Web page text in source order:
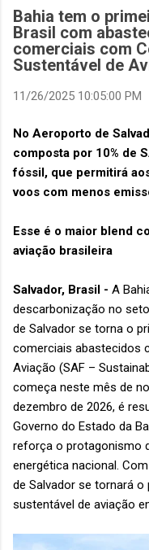
custa ao setor US$ 6,3
extraviada acarreta um
lucro líquido médio de
extraviada anula o lucro
Bahia tem o
Brasil com
comerciais com
Sustentável de
11/26/2025 10:05:00 PM
No Aeroporto de
composta por 10% de
fóssil, que permitirá
voos com menos
Esse é o maior blend
aviação brasileira
Salvador, Brasil - A
descarbonização no
de Salvador se torna o
comerciais abastecidos
Aviação (SAF –
começa neste mês de
dezembro de 2026, é
Governo do Estado da
reforça o protagonismo
energética nacional.
de Salvador se tornará
sustentável de aviação